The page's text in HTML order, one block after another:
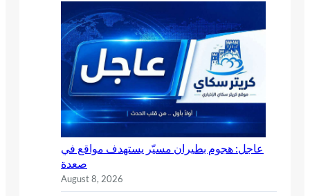
عاجل: هجوم بطيران مسيّر يستهدف مواقع في
صعدة
August 8, 2026